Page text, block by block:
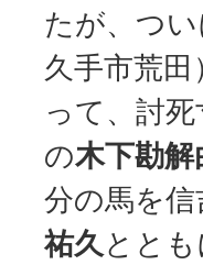
たが、つ
久手市荒
って、討
の木下勘解
分の馬を
祐久とと